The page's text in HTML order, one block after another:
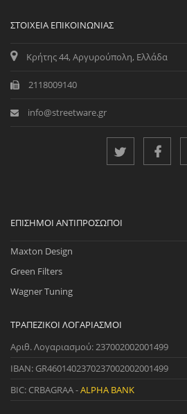
ΣΤΟΙΧΕΊΑ ΕΠΙΚΟΙΝΩΝΊΑΣ
Κρήτης 44, Αργυρούπολη, Ελλάδα
2118009140
info@streetware.gr
ΕΠΊΣΗΜΟΙ ΑΝΤΙΠΡΌΣΩΠΟΙ
Maxton Design
Green Filters
Wagner Tuning
ΤΡΑΠΕΖΙΚΟΊ ΛΟΓΑΡΙΑΣΜΟΊ
Αριθ. Λογαριασμού: 237002002001499
IBAN: GR4601402370237002002001499
BIC: CRBAGRAA -ALPHA BANK